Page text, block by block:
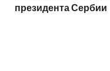
президента Сербии